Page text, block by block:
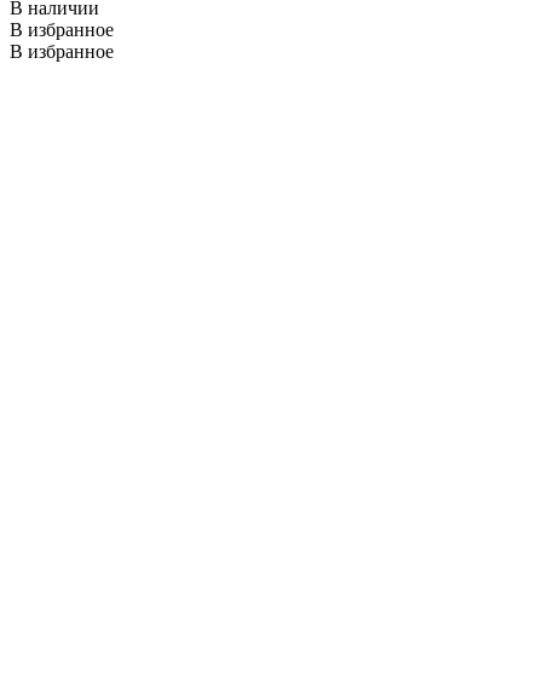
В наличии
В избранное
В избранное